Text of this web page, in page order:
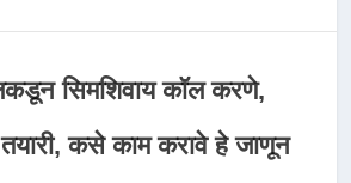
सिमशिवाय कॉल करणे,
कसे काम करावे हे जाणून